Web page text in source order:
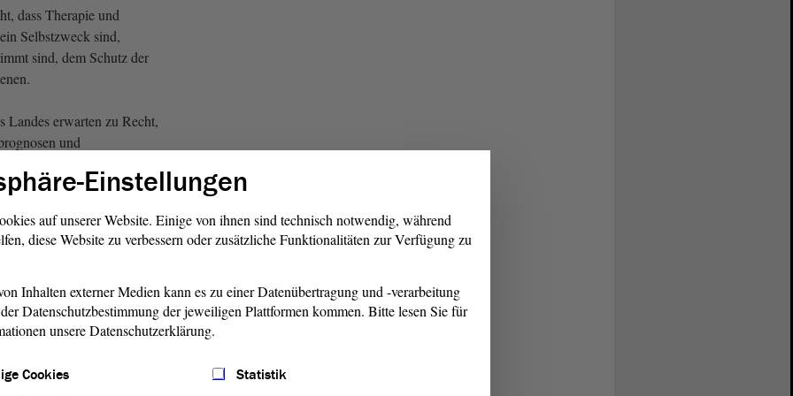
dass Therapie und
Selbstzweck sind,
sind, dem Schutz der
Landes erwarten zu Recht,
und
verantwortungsvoll
ist es unabdingbar,
des Maßregelvollzugs
in der Lage sind,
auch tatsächlich
immer wieder Fälle, in
erkrankte Personen,
den Behörden,
Ärzten unter
Einstellungen
auf unserer Website. Einige von ihnen sind technisch notwendig, während
diese Website zu verbessern oder zusätzliche Funktionalitäten zur Verfügung zu
Inhalten externer Medien kann es zu einer Datenübertragung und -verarbeitung
Datenschutzbestimmung der jeweiligen Plattformen kommen. Bitte lesen Sie für
unsere Datenschutzerklärung.
Cookies
Statistik